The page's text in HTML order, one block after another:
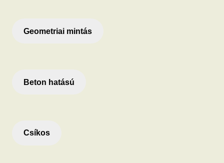
Geometriai mintás
Beton hatású
Csíkos